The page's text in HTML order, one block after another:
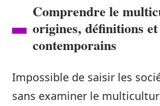
Comprendre le
origines, définitions
contemporains
Impossible de saisir les
sans examiner le